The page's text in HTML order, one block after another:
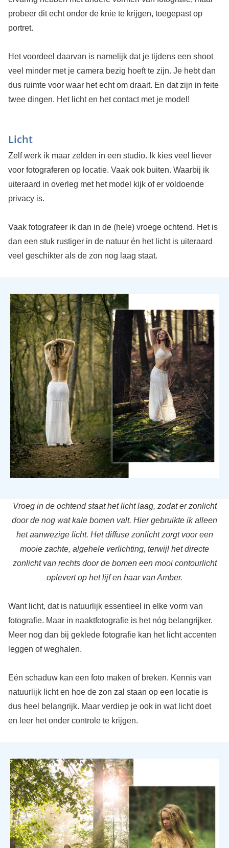
probeer dit echt onder de knie te krijgen, toegepast op
portret.
Het voordeel daarvan is namelijk dat je tijdens een shoot
veel minder met je camera bezig hoeft te zijn. Je hebt dan
dus ruimte voor waar het echt om draait. En dat zijn in feite
twee dingen. Het licht en het contact met je model!
Licht
Zelf werk ik maar zelden in een studio. Ik kies veel liever
voor fotograferen op locatie. Vaak ook buiten. Waarbij ik
uiteraard in overleg met het model kijk of er voldoende
privacy is.
Vaak fotografeer ik dan in de (hele) vroege ochtend. Het is
dan een stuk rustiger in de natuur én het licht is uiteraard
veel geschikter als de zon nog laag staat.
Vroeg in de ochtend staat het licht laag, zodat er zonlicht
door de nog wat kale bomen valt. Hier gebruikte ik alleen
het aanwezige licht. Het diffuse zonlicht zorgt voor een
mooie zachte, algehele verlichting, terwijl het directe
zonlicht van rechts door de bomen een mooi contourlicht
oplevert op het lijf en haar van Amber.
Want licht, dat is natuurlijk essentieel in elke vorm van
fotografie. Maar in naaktfotografie is het nóg belangrijker.
Meer nog dan bij geklede fotografie kan het licht accenten
leggen of weghalen.
Eén schaduw kan een foto maken of breken. Kennis van
natuurlijk licht en hoe de zon zal staan op een locatie is
dus heel belangrijk. Maar verdiep je ook in wat licht doet
en leer het onder controle te krijgen.